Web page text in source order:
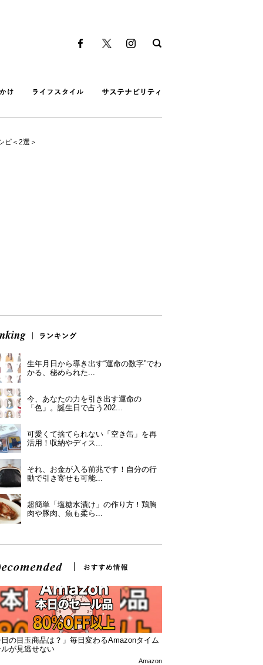
ピ＜2選＞
生年月日から導き出す“運命の数字”でわ
かる、秘められた...
今、あなたの力を引き出す運命の
「色」。誕生日で占う202...
可愛くて捨てられない「空き缶」を再
活用！収納やディス...
それ、お金が入る前兆です！自分の行
動で引き寄せも可能...
超簡単「塩糖水漬け」の作り方！鶏胸
肉や豚肉、魚も柔ら...
の目玉商品は？」毎日変わるAmazonタイム
が見逃せない
Amazon